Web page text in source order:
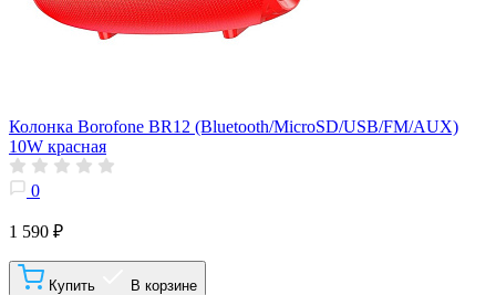
Колонка Borofone BR12 (Bluetooth/MicroSD/USB/FM/AUX)
10W красная
0
1 590 ₽
Купить В корзине